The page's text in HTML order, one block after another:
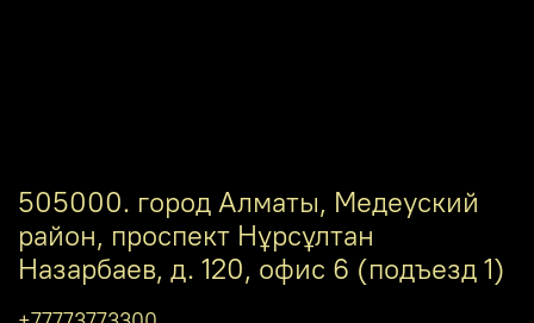
505000. город Алматы, Медеуский
район, проспект Нұрсұлтан
Назарбаев, д. 120, офис 6 (подъезд 1)